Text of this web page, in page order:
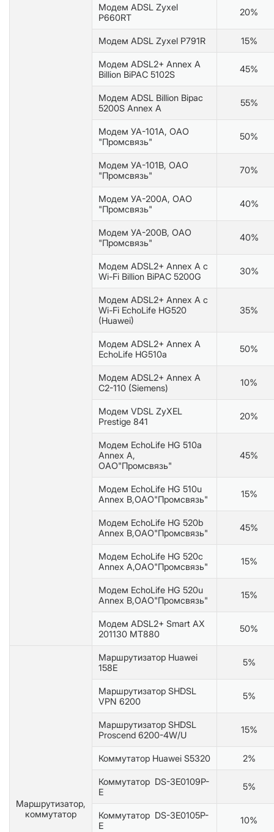
Модем ADSL Zyxel
Р660RT
20%
Модем ADSL Zyxel Р791R 15%
Модем ADSL2+ Annex A
Billion BiPAC 5102S
45%
Модем ADSL Billion Bipac
5200S Annex A
55%
Модем УА-101А, ОАО
"Промсвязь"
50%
Модем УА-101В, ОАО
"Промсвязь"
70%
Модем УА-200А, ОАО
"Промсвязь"
40%
Модем УА-200В, ОАО
"Промсвязь"
40%
Модем ADSL2+ Annex A с
Wi-Fi Billion BiPAC 5200G
30%
Модем ADSL2+ Annex A c
Wi-Fi EchoLife HG520
(Huawei)
35%
Модем ADSL2+ Annex A
EchoLife HG510а
50%
Модем ADSL2+ Annex A
C2-110 (Siemens)
10%
Модем VDSL ZyXEL
Prestige 841
20%
Модем EchoLife HG 510a
Annex A,
ОАО"Промсвязь"
45%
Модем EchoLife HG 510u
Annex B,ОАО"Промсвязь"
15%
Модем EchoLife HG 520b
Annex B,ОАО"Промсвязь"
45%
Модем EchoLife HG 520c
Annex А,ОАО"Промсвязь"
15%
Модем EchoLife HG 520u
Annex B,ОАО"Промсвязь"
15%
Модем ADSL2+ Smart AX
201130 MT880
50%
Маршрутизатор,
коммутатор
Маршрутизатор Huawei
158E
5%
Маршрутизатор SHDSL
VPN 6200
5%
Маршрутизатор SHDSL
Proscend 6200-4W/U
15%
Коммутатор Huawei S5320 2%
Коммутатор DS-3E0109P-
E
5%
Коммутатор DS-3E0105P-
E
10%